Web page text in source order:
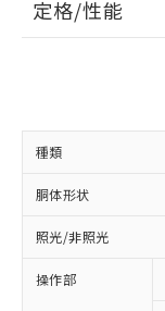
定格/性能
種類
胴体形状
照光/非照光
操作部